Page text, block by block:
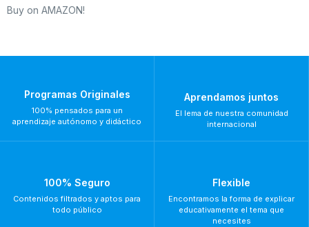
Buy on AMAZON!
Programas Originales
100% pensados para un
aprendizaje autónomo y didáctico
Aprendamos juntos
El lema de nuestra comunidad
internacional
100% Seguro
Contenidos filtrados y aptos para
todo público
Flexible
Encontramos la forma de explicar
educativamente el tema que
necesites